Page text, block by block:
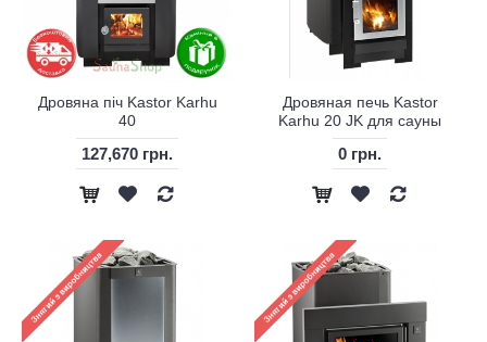
Дровяна піч Kastor Karhu
40
127,670 грн.
Дровяная печь Kastor
Karhu 20 JK для сауны
0 грн.